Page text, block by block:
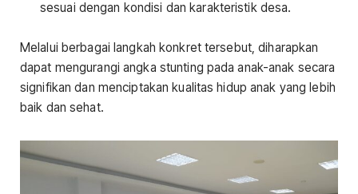
sesuai dengan kondisi dan karakteristik desa.
Melalui berbagai langkah konkret tersebut, diharapkan
dapat mengurangi angka stunting pada anak-anak secara
signifikan dan menciptakan kualitas hidup anak yang lebih
baik dan sehat.